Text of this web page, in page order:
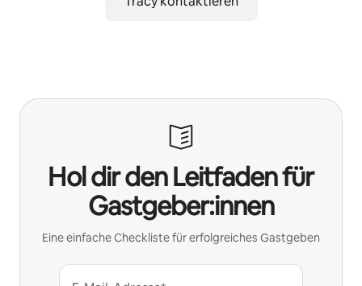
Hol dir den Leitfaden für
Gastgeber:innen
Eine einfache Checkliste für erfolgreiches Gastgeben